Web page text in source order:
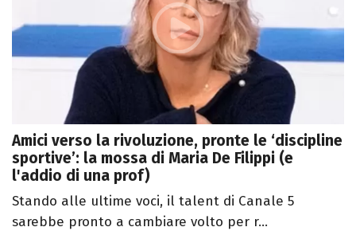
Amici verso la rivoluzione, pronte le ‘discipline
sportive’: la mossa di Maria De Filippi (e
l'addio di una prof)
Stando alle ultime voci, il talent di Canale 5
sarebbe pronto a cambiare volto per r...